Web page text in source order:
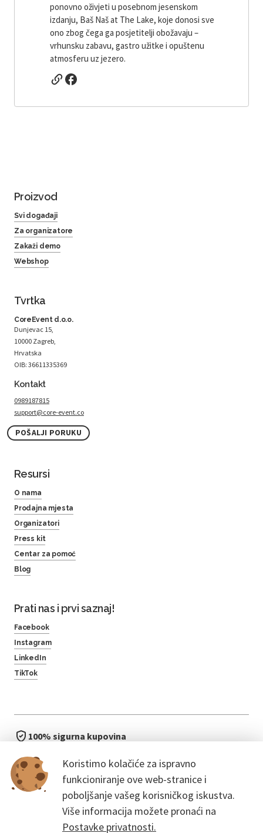
ponovno oživjeti u posebnom jesenskom
izdanju, Baš Naš at The Lake, koje donosi sve
ono zbog čega ga posjetitelji obožavaju –
vrhunsku zabavu, gastro užitke i opuštenu
atmosferu uz jezero.
Koristimo kolačiće za ispravno
funkcioniranje ove web-stranice i
poboljšanje vašeg korisničkog iskustva.
Više informacija možete pronaći na
Postavke privatnosti.
Proizvod
Svi događaji
Za organizatore
Zakaži demo
Webshop
Tvrtka
CoreEvent d.o.o.
Dunjevac 15,
10000 Zagreb,
Hrvatska
OIB: 36611335369
Kontakt
0989187815
support@core-event.co
POŠALJI PORUKU
Resursi
O nama
Prodajna mjesta
Organizatori
Press kit
Centar za pomoć
Blog
Prati nas i prvi saznaj!
Facebook
Instagram
LinkedIn
TikTok
100% sigurna kupovina
bez čekanja u redu